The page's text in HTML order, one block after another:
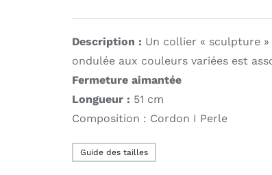
Description : Un collier « sculpture
ondulée aux couleurs variées est
Fermeture aimantée
Longueur : 51 cm
Composition : Cordon I Perle
Guide des tailles